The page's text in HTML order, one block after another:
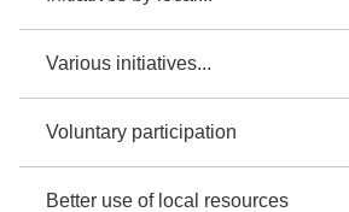
Various initiatives...
Voluntary participation
Better use of local resources